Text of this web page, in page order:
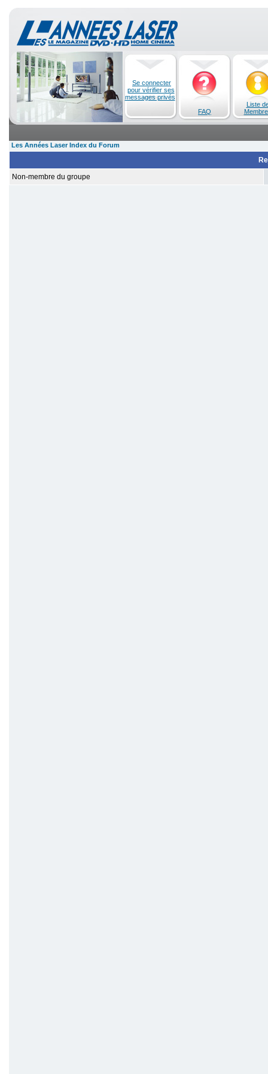
Se connecter
pour vérifier ses
messages privés
FAQ
Liste
Les Années Laser Index du Forum
Non-membre du groupe